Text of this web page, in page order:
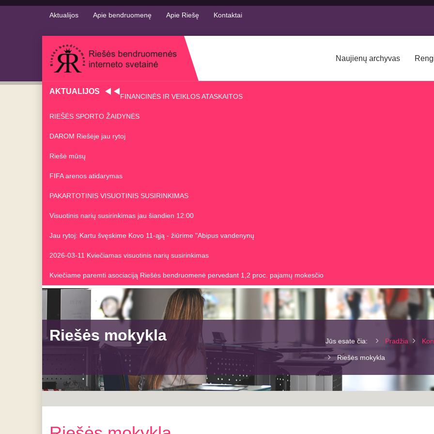
Aktualijos Apie bendruomenę Apie Riešę Kontaktai
Naujienų archyvas
AKTUALIJOS
FINANCINĖS IR VEIKLOS ATASKAITOS
RIEŠĖS SPORTO ŽAIDYNĖS
DAROM Riešėje jau rytoj
Riešė mūsų
FIFA arenos atidarymas
PAKARTOTINIS VISUOTINIS SUSIRINKIMAS
Visuotinis narių susirinkimas jau šiandien 12:00
Jau rytoj: Kartu švęskime Kovo 11-ąją - žiūrime "Abipus vandenynų
2026-03-11 Kviečiamas visuotinis narių susirinkimas
Kviečiame paremti asociaciją Riešės bendruomenė pervedant 1,2 proc. pajamų mokesčio
Riešės mokykla Jūs esate čia: Pradžia
Riešės mokykla